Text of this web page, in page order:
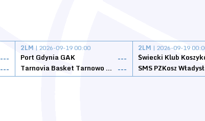
---
---
2LM | 2026-09-19 00:00
Port Gdynia GAK
---
Tarnovia Basket Tarnowo Podgórne ---
2LM | 2026-09-19
Świecki Klub
SMS PZKosz